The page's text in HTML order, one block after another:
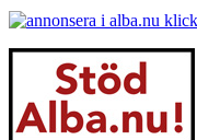
Dela